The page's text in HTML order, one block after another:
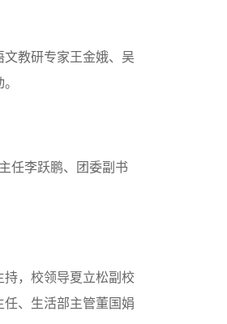
教研专家王金娥、吴
任李跃鹏、团委副书
持，校领导夏立松副校
、生活部主管董国娟